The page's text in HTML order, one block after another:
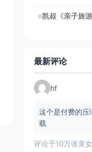
凯叔《亲子旅游
最新评论
hf
这个是付费的压
载
评论于10万张美